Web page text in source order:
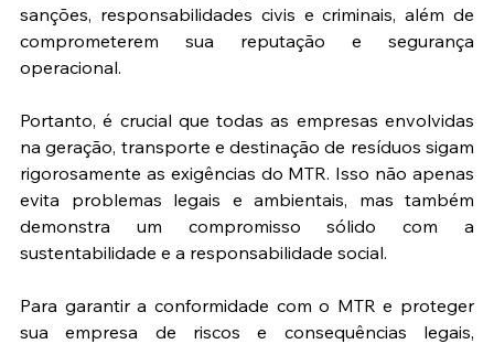
sanções, responsabilidades civis e criminais, além de
comprometerem sua reputação e segurança
operacional.
Portanto, é crucial que todas as empresas envolvidas
na geração, transporte e destinação de resíduos sigam
rigorosamente as exigências do MTR. Isso não apenas
evita problemas legais e ambientais, mas também
demonstra um compromisso sólido com a
sustentabilidade e a responsabilidade social.
Para garantir a conformidade com o MTR e proteger
sua empresa de riscos e consequências legais,